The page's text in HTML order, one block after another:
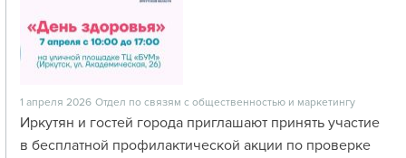
1 апреля 2026 Отдел по связям с общественностью и маркетингу
Иркутян и гостей города приглашают принять участие
в бесплатной профилактической акции по проверке